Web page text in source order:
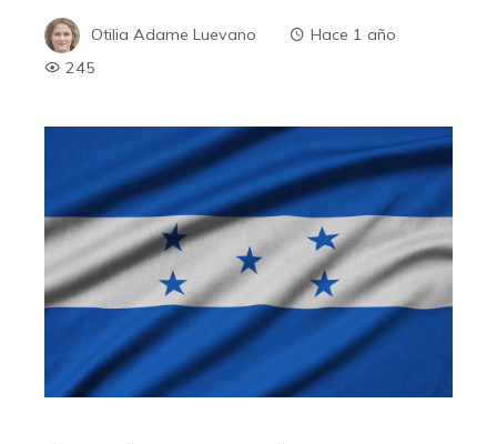
Otilia Adame Luevano
Hace 1 año
245